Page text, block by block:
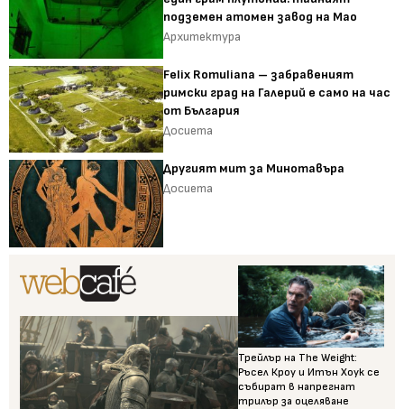
подземен атомен завод на Мао
Архитектура
Felix Romuliana – забравеният
римски град на Галерий е само на час
от България
Досиета
Другият мит за Минотавъра
Досиета
Трейлър на The Weight:
Ръсел Кроу и Итън Хоук се
събират в напрегнат
трилър за оцеляване